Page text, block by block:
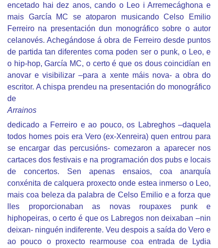
encetado hai dez anos, cando o Leo i Arremecághona e
mais García MC se atoparon musicando Celso Emilio
Ferreiro na presentación dun monográfico sobre o autor
celanovés. Achegándose á obra de Ferreiro desde puntos
de partida tan diferentes coma poden ser o punk, o Leo, e
o hip-hop, García MC, o certo é que os dous coincidían en
anovar e visibilizar –para a xente máis nova- a obra do
escritor. A chispa prendeu na presentación do monográfico
de
Arrainos
dedicado a Ferreiro e ao pouco, os Labreghos –daquela
todos homes pois era Vero (ex-Xenreira) quen entrou para
se encargar das percusións- comezaron a aparecer nos
cartaces dos festivais e na programación dos pubs e locais
de concertos. Sen apenas ensaios, coa anarquía
conxénita de calquera proxecto onde estea inmerso o Leo,
mais coa beleza da palabra de Celso Emilio e a forza que
lles proporcionaban as novas roupaxes punk e
hiphopeiras, o certo é que os Labregos non deixaban –nin
deixan- ninguén indiferente. Veu despois a saída do Vero e
ao pouco o proxecto rearmouse coa entrada de Lydia